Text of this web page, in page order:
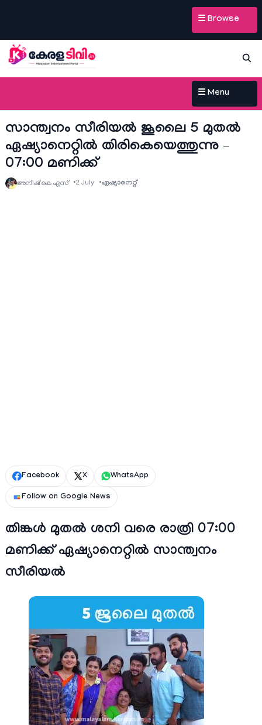
☰ Browse
☰ Menu
സാന്ത്വനം സീരിയല്‍ ജൂലൈ 5 മുതല്‍
ഏഷ്യാനെറ്റില്‍ തിരികെയെത്തുന്നു –
07:00 മണിക്ക്
അനീഷ്‌ കെ എസ് 2 July ഏഷ്യാനെറ്റ്‌
Facebook X WhatsApp
Follow on Google News
തിങ്കൾ മുതൽ ശനി വരെ രാത്രി 07:00
മണിക്ക് ഏഷ്യാനെറ്റില്‍ സാന്ത്വനം
സീരിയല്‍